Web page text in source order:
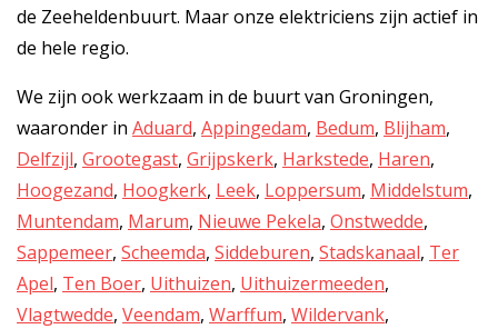
de Zeeheldenbuurt. Maar onze elektriciens zijn actief in
de hele regio.
We zijn ook werkzaam in de buurt van Groningen,
waaronder in Aduard, Appingedam, Bedum, Blijham,
Delfzijl, Grootegast, Grijpskerk, Harkstede, Haren,
Hoogezand, Hoogkerk, Leek, Loppersum, Middelstum,
Muntendam, Marum, Nieuwe Pekela, Onstwedde,
Sappemeer, Scheemda, Siddeburen, Stadskanaal, Ter
Apel, Ten Boer, Uithuizen, Uithuizermeeden,
Vlagtwedde, Veendam, Warffum, Wildervank,